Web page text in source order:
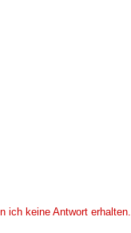
ich keine Antwort erhalten.